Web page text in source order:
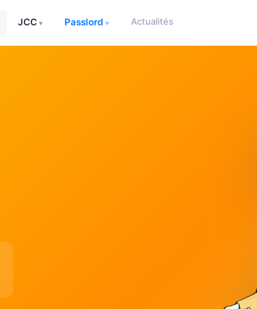
JCC ▾ Passlord ▾ Actualités